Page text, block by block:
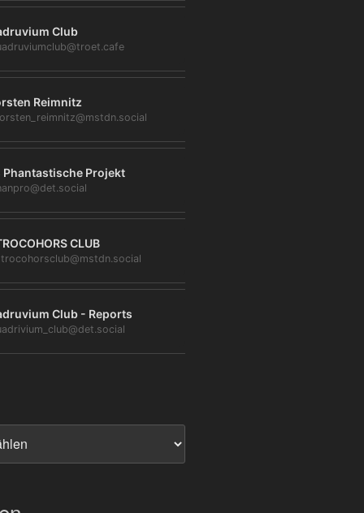
Club
Reimnitz
Phantastische Projekt
CLUB
Club - Reports